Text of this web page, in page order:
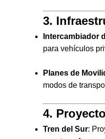
3.
Intercambiador
para vehículos
Planes de
modos de
4.
Tren del Sur: